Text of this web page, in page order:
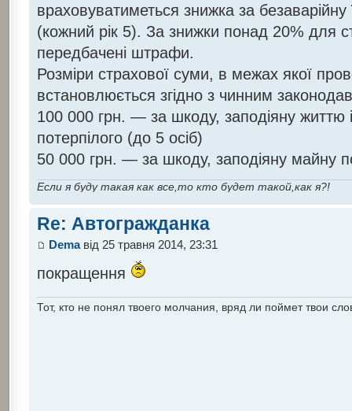
враховуватиметься знижка за безаварійну
(кожний рік 5). За знижки понад 20% для
передбачені штрафи.
Розміри страхової суми, в межах якої
встановлюється згідно з чинним
100 000 грн. — за шкоду, заподіяну життю
потерпілого (до 5 осіб)
50 000 грн. — за шкоду, заподіяну майну
Если я буду такая как все,то кто будет такой,как я?!
Re: Автогражданка
Demaвід 25 травня 2014, 23:31
покращення
Тот, кто не понял твоего молчания, вряд ли поймет твои